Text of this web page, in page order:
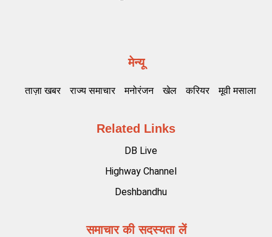
मेन्यू
ताज़ा खबर राज्य समाचार मनोरंजन खेल करियर मूवी मसाला
Related Links
DB Live
Highway Channel
Deshbandhu
समाचार की सदस्यता लें